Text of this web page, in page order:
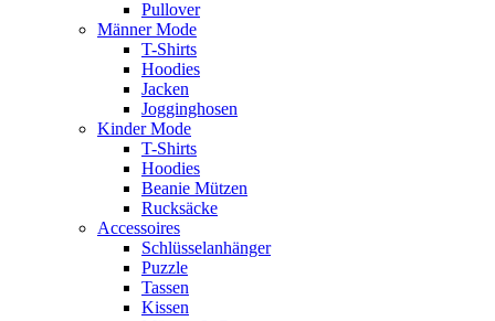
Pullover
Männer Mode
T-Shirts
Hoodies
Jacken
Jogginghosen
Kinder Mode
T-Shirts
Hoodies
Beanie Mützen
Rucksäcke
Accessoires
Schlüsselanhänger
Puzzle
Tassen
Kissen